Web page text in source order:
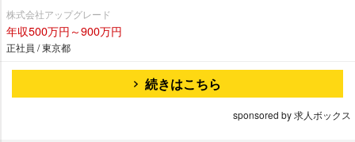
株式会社アップグレード
年収500万円～900万円
正社員 / 東京都
続きはこちら
sponsored by 求人ボックス